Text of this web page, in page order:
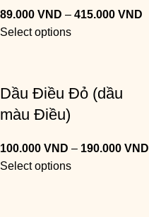
89.000VND –415.000VND
Select options
Dầu Điều Đỏ (dầu
màu Điều)
100.000VND – 190.000VND
Select options